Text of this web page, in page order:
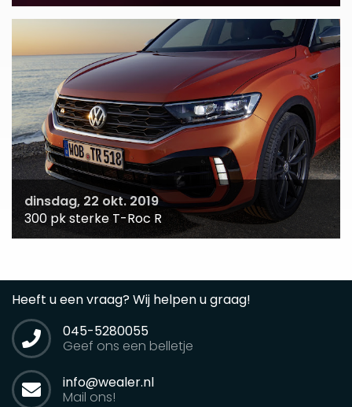
dinsdag, 22 okt. 2019
300 pk sterke T-Roc R
Heeft u een vraag? Wij helpen u graag!
045-5280055
Geef ons een belletje
info@wealer.nl
Mail ons!